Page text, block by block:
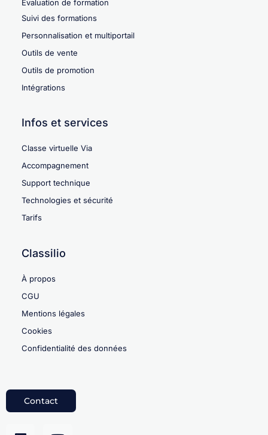
Évaluation de formation
Suivi des formations
Personnalisation et multiportail
Outils de vente
Outils de promotion
Intégrations
Infos et services
Classe virtuelle Via
Accompagnement
Support technique
Technologies et sécurité
Tarifs
Classilio
À propos
CGU
Mentions légales
Cookies
Confidentialité des données
Contact